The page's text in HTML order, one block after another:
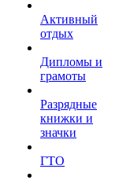
Активный
отдых
Дипломы и
грамоты
Разрядные
книжки и
значки
ГТО